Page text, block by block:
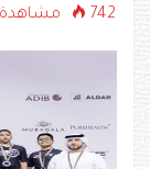
742 مشاهدة